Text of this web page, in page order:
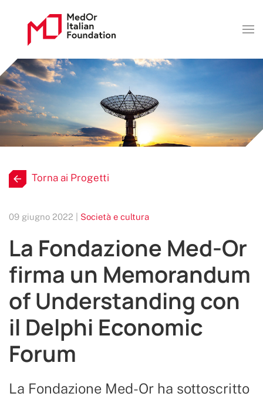
Torna ai Progetti
09 giugno 2022 | Società e cultura
La Fondazione Med-Or
firma un Memorandum
of Understanding con
il Delphi Economic
Forum
La Fondazione Med-Or ha sottoscritto